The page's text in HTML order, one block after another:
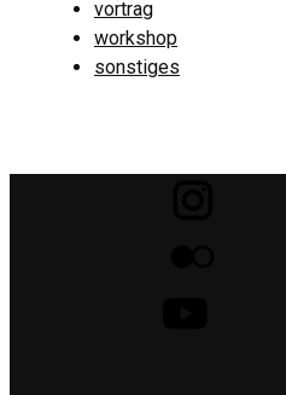
vortrag
workshop
sonstiges